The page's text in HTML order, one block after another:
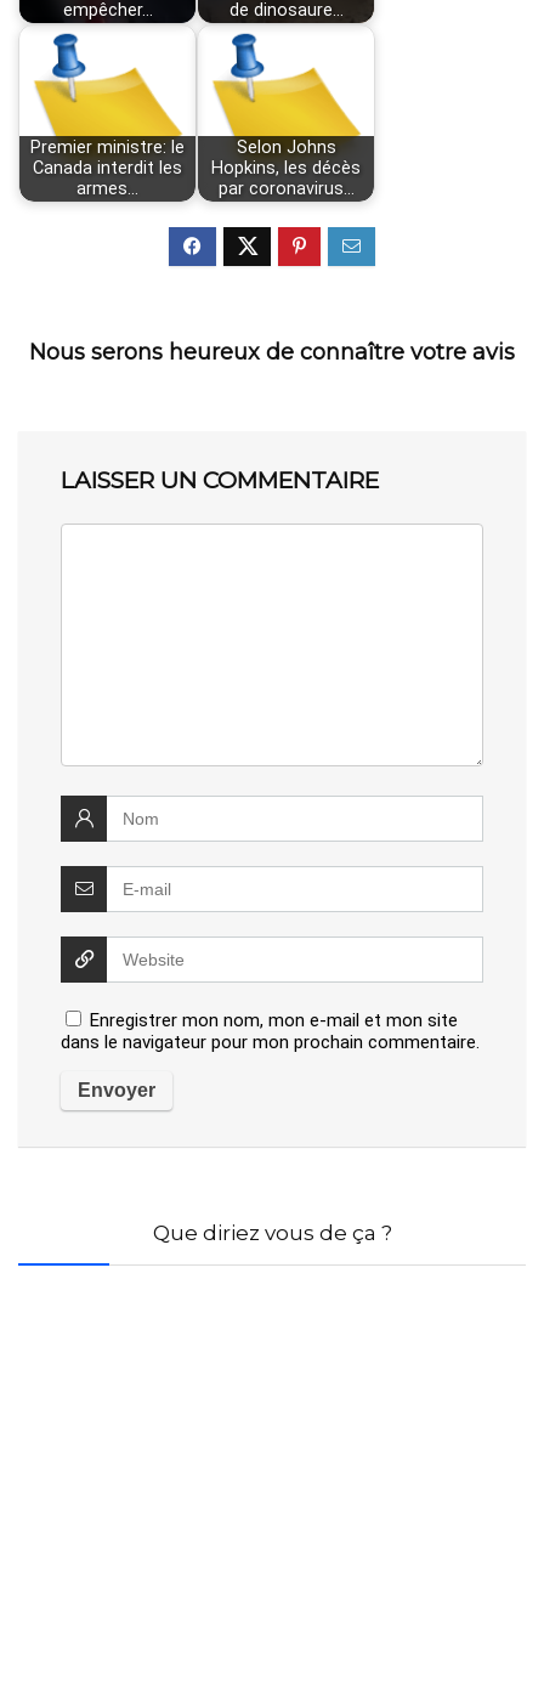
empêcher…
de dinosaure…
Premier ministre: le
Canada interdit les
armes…
Selon Johns
Hopkins, les décès
par coronavirus…
Nous serons heureux de connaître votre avis
LAISSER UN COMMENTAIRE
Enregistrer mon nom, mon e-mail et mon site
dans le navigateur pour mon prochain commentaire.
Que diriez vous de ça ?